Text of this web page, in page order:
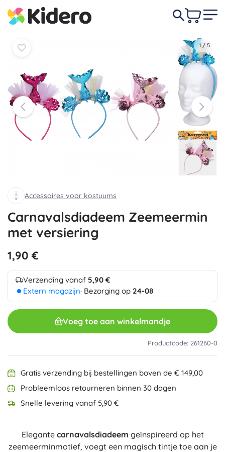
1 / 5
Accessoires voor kostuums
Carnavalsdiadeem Zeemeermin
met versiering
1,90 €
Verzending vanaf 5,90 €
Extern magazijn· Bezorging op 24-08
Voeg toe aan winkelmandje
Productcode: 261260-0
Gratis verzending bij bestellingen boven de € 149,00
Probleemloos retourneren binnen 30 dagen
Snelle levering vanaf 5,90 €
Elegante carnavalsdiadeem geïnspireerd op het
zeemeerminmotief, voegt een magisch tintje toe aan je
1,90 €
In